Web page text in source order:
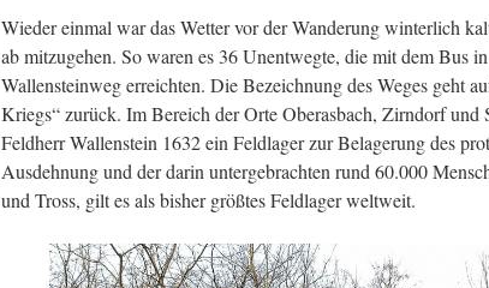
Wieder einmal war das Wetter vor der Wanderung winterlich
ab mitzugehen. So waren es 36 Unentwegte, die mit dem Bus
Wallensteinweg erreichten. Die Bezeichnung des Weges geht
Kriegs“ zurück. Im Bereich der Orte Oberasbach, Zirndorf und
Feldherr Wallenstein 1632 ein Feldlager zur Belagerung des
Ausdehnung und der darin untergebrachten rund 60.000
und Tross, gilt es als bisher größtes Feldlager weltweit.